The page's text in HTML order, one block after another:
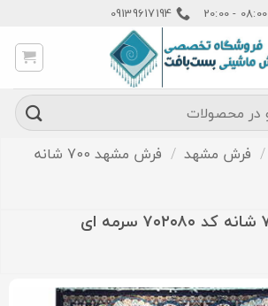
08:00 - 20:00
09139617194
/ فرش مشهد /
فرش مشهد 700 شانه